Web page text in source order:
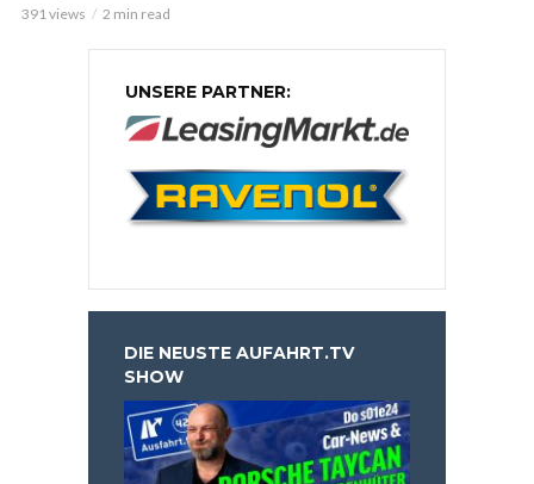
391 views 2 min read
UNSERE PARTNER:
DIE NEUSTE AUFAHRT.TV
SHOW